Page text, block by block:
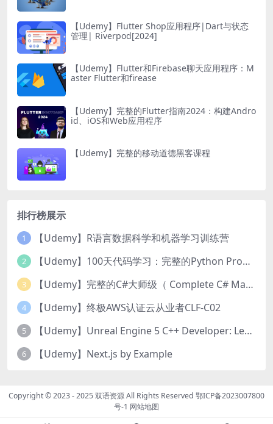
【Udemy】Flutter Shop应用程序|Dart与状态
管理| Riverpod[2024]
【Udemy】Flutter和Firebase聊天应用程序：M
aster Flutter和firease
【Udemy】完整的Flutter指南2024：构建Andro
id、iOS和Web应用程序
【Udemy】完整的移动道德黑客课程
排行榜展示
1 【Udemy】R语言数据科学和机器学习训练营
2 【Udemy】100天代码学习：完整的Python Pro训练课程
3 【Udemy】完整的C#大师级（ Complete C# Masterclass）
4 【Udemy】终极AWS认证云从业者CLF-C02
5 【Udemy】Unreal Engine 5 C++ Developer: Learn C++ & Make Video Games
6 【Udemy】Next.js by Example
Copyright © 2023 - 2025双语资源All Rights Reserved 鄂ICP备2023007800
号-1 网站地图